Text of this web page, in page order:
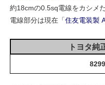
約18cmの0.5sq電線をカシメ
電線部分は現在「住友電装製
トヨタ純